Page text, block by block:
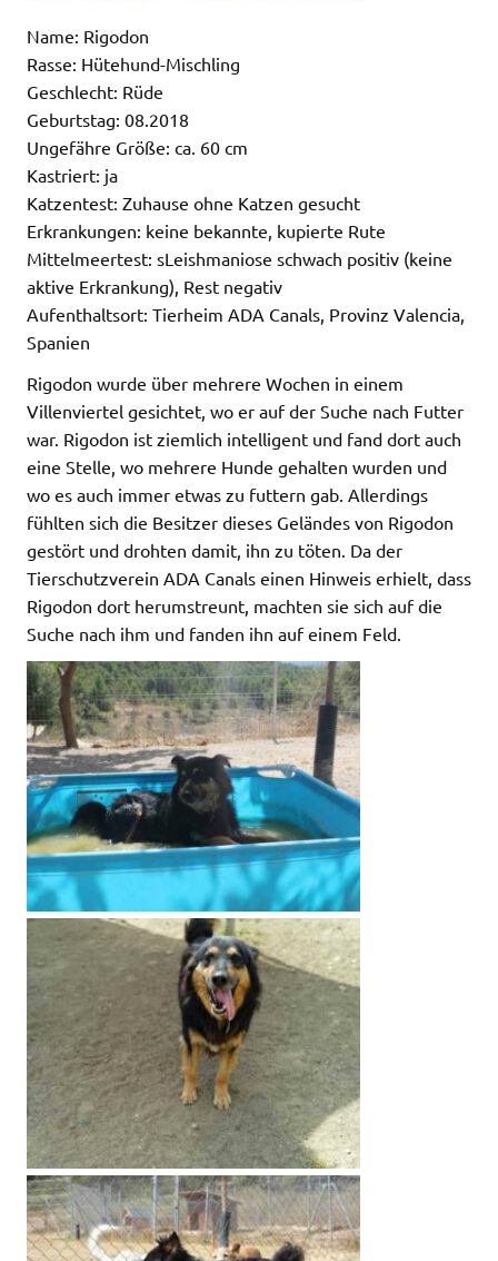
Name: Rigodon
Rasse: Hütehund-Mischling
Geschlecht: Rüde
Geburtstag: 08.2018
Ungefähre Größe: ca. 60 cm
Kastriert: ja
Katzentest: Zuhause ohne Katzen gesucht
Erkrankungen: keine bekannte, kupierte Rute
Mittelmeertest: sLeishmaniose schwach positiv (keine
aktive Erkrankung), Rest negativ
Aufenthaltsort: Tierheim ADA Canals, Provinz Valencia,
Spanien
Rigodon wurde über mehrere Wochen in einem
Villenviertel gesichtet, wo er auf der Suche nach Futter
war. Rigodon ist ziemlich intelligent und fand dort auch
eine Stelle, wo mehrere Hunde gehalten wurden und
wo es auch immer etwas zu futtern gab. Allerdings
fühlten sich die Besitzer dieses Geländes von Rigodon
gestört und drohten damit, ihn zu töten. Da der
Tierschutzverein ADA Canals einen Hinweis erhielt, dass
Rigodon dort herumstreunt, machten sie sich auf die
Suche nach ihm und fanden ihn auf einem Feld.